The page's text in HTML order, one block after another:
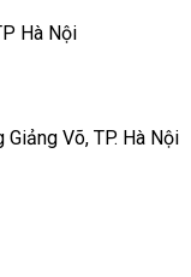
Hà Nội
Võ, TP. Hà Nội